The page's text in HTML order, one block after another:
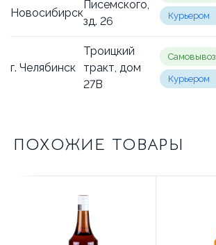
Новосибирск
Писемского,
зд. 26
Курьером
г. Челябинск
Троицкий
тракт, дом
27В
Самовывоз
Курьером
ПОХОЖИЕ ТОВАРЫ